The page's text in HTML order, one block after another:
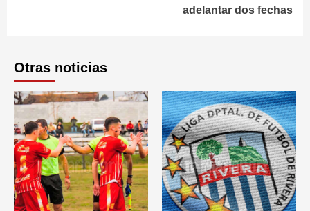
adelantar dos fechas
Otras noticias